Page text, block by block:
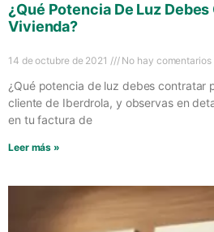
¿Qué Potencia De Luz
Vivienda?
14 de octubre de 2021 No hay comentarios
¿Qué potencia de luz debes contratar
cliente de Iberdrola, y observas en
en tu factura de
Leer más »